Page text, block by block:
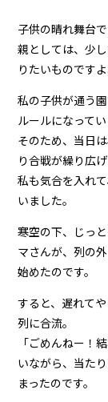
子供の晴れ舞台
親としては、少
りたいものですよ
私の子供が通う
ルールになってい
そのため、当日
り合戦が繰り広げ
私も気合を入れ
いました。
寒空の下、じっ
マさんが、列の
始めたのです。
すると、遅れて
列に合流。
「ごめんねー！
いながら、当た
まったのです。